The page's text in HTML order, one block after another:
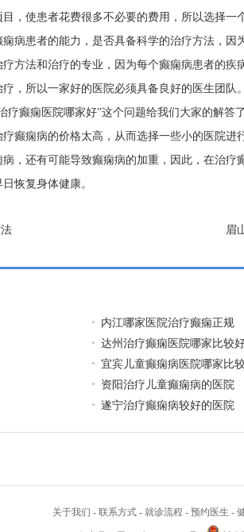
，使患者花费很多不必要的费用，所以选择一
病患者的能力，是否具备科学的治疗方法，因
方法和治疗的专业，因为每个癫痫病患者的疾
，所以一家好的医院必须具备良好的医生团队。
疗癫痫医院哪家好”这个问题给我们大家的解答
癫痫病的价格太高，从而选择一些小的医院进
，还有可能导致癫痫病的加重，因此，在治疗
恢复身体健康。
眉
内江哪家医院治疗癫痫正规
达州治疗癫痫医院哪家比较
宜宾儿童癫痫病医院哪家比
资阳治疗儿童癫痫病的医院
遂宁治疗癫痫病较好的医院
关于我们 - 联系方式 - 就诊流程 - 预约医生 -